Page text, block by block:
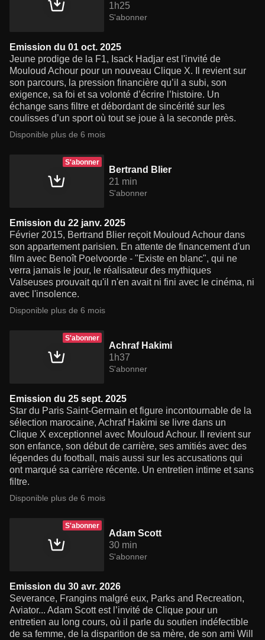
1h25
S'abonner
Emission du 01 oct. 2025
Jeune prodige de la F1, Isack Hadjar est l'invité de
Mouloud Achour pour un nouveau Clique X. Il revient sur
son parcours, la pression financière qu’il a subi, son
exigence, sa foi et sa volonté d’écrire l’histoire. Un
échange sans filtre et débordant de sincérité sur les
coulisses d’un sport où tout se joue à la seconde près.
Disponible plus de 6 mois
S'abonner
Bertrand Blier
21 min
S'abonner
Emission du 22 janv. 2025
Février 2015, Bertrand Blier reçoit Mouloud Achour dans
son appartement parisien. En attente de financement d'un
film avec Benoît Poelvoorde - "Existe en blanc", qui ne
verra jamais le jour, le réalisateur des mythiques
Valseuses prouvait qu'il n'en avait ni fini avec le cinéma, ni
avec l'insolence.
Disponible plus de 6 mois
S'abonner
Achraf Hakimi
1h37
S'abonner
Emission du 25 sept. 2025
Star du Paris Saint-Germain et figure incontournable de la
sélection marocaine, Achraf Hakimi se livre dans un
Clique X exceptionnel avec Mouloud Achour. Il revient sur
son enfance, son début de carrière, ses amitiés avec des
légendes du football, mais aussi sur les accusations qui
ont marqué sa carrière récente. Un entretien intime et sans
filtre.
Disponible plus de 6 mois
S'abonner
Adam Scott
30 min
S'abonner
Emission du 30 avr. 2026
Severance, Frangins malgré eux, Parks and Recreation,
Aviator... Adam Scott est l’invité de Clique pour un
entretien au long cours, où il parle du soutien indéfectible
de sa femme, de la disparition de sa mère, de son ami Will